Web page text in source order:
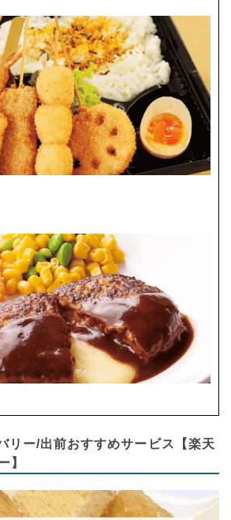
リー/出前おすすめサービス【楽天
】